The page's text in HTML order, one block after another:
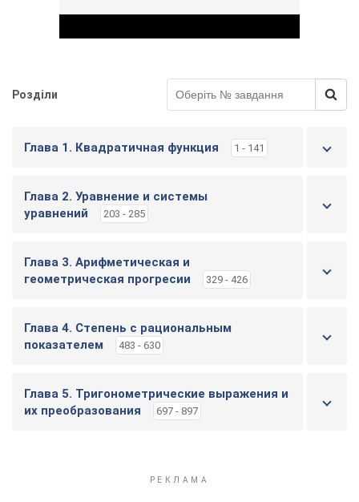
Play Video
Розділи
Глава 1. Квадратичная функция 1 - 141
Глава 2. Уравнение и системы
уравнений
203 - 285
Глава 3. Арифметическая и
геометрическая прогресии
329 - 426
Глава 4. Степень с рациональным
показателем
483 - 630
Глава 5. Тригонометрические выражения и
их преобразования
697 - 897